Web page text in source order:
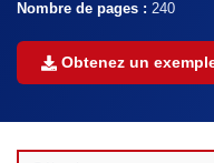
Nombre de pages : 240
Obtenez un